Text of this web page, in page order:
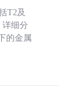
T2及
详细分
的金属